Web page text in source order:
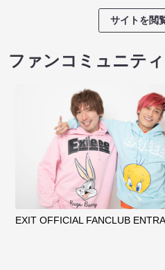
サイトを閲
ファンコミュニティ
EXIT OFFICIAL FANCLUB